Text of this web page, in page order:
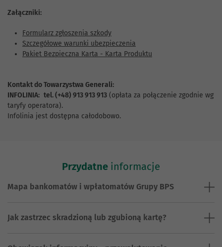
Załączniki:
Formularz zgłoszenia szkody
Szczegółowe warunki ubezpieczenia
Pakiet Bezpieczna Karta - Karta Produktu
Kontakt do Towarzystwa Generali:
INFOLINIA: tel. (+48) 913 913 913 (opłata za połączenie zgodnie wg
taryfy operatora).
Infolinia jest dostępna całodobowo.
Przydatne informacje
Mapa bankomatów i wpłatomatów Grupy BPS
Jak zastrzec skradzioną lub zgubioną kartę?